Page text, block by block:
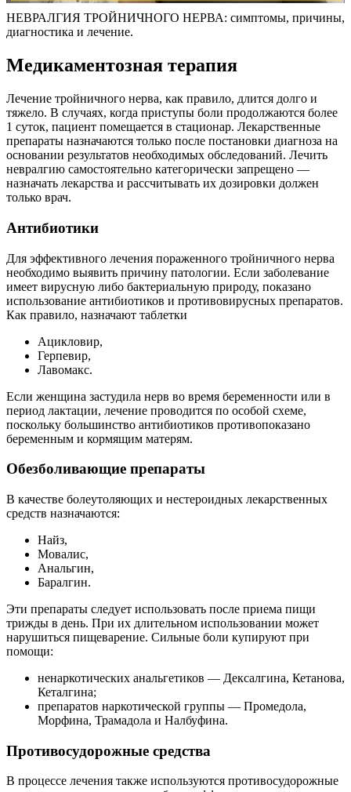
НЕВРАЛГИЯ ТРОЙНИЧНОГО НЕРВА: симптомы, причины,
диагностика и лечение.
Медикаментозная терапия
Лечение тройничного нерва, как правило, длится долго и
тяжело. В случаях, когда приступы боли продолжаются более
1 суток, пациент помещается в стационар. Лекарственные
препараты назначаются только после постановки диагноза на
основании результатов необходимых обследований. Лечить
невралгию самостоятельно категорически запрещено —
назначать лекарства и рассчитывать их дозировки должен
только врач.
Антибиотики
Для эффективного лечения пораженного тройничного нерва
необходимо выявить причину патологии. Если заболевание
имеет вирусную либо бактериальную природу, показано
использование антибиотиков и противовирусных препаратов.
Как правило, назначают таблетки
Ацикловир,
Герпевир,
Лавомакс.
Если женщина застудила нерв во время беременности или в
период лактации, лечение проводится по особой схеме,
поскольку большинство антибиотиков противопоказано
беременным и кормящим матерям.
Обезболивающие препараты
В качестве болеутоляющих и нестероидных лекарственных
средств назначаются:
Найз,
Мовалис,
Анальгин,
Баралгин.
Эти препараты следует использовать после приема пищи
трижды в день. При их длительном использовании может
нарушиться пищеварение. Сильные боли купируют при
помощи:
ненаркотических анальгетиков — Дексалгина, Кетанова,
Кеталгина;
препаратов наркотической группы — Промедола,
Морфина, Трамадола и Налбуфина.
Противосудорожные средства
В процессе лечения также используются противосудорожные